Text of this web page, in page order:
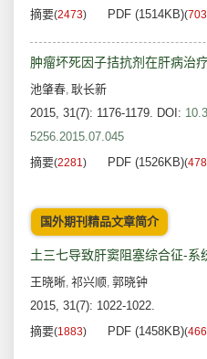
摘要(2473) PDF (1514KB)(703
肿瘤坏死因子拮抗剂在肝病治
池肇春, 耿长新
2015, 31(7): 1176-1179. DOI:
5256.2015.07.045
摘要(2281) PDF (1526KB)(478
国外期刊精品文章简介
土三七导致肝窦阻塞综合征-系
王晓晰, 祁兴顺, 郭晓钟
2015, 31(7): 1022-1022.
摘要(1883) PDF (1458KB)(466